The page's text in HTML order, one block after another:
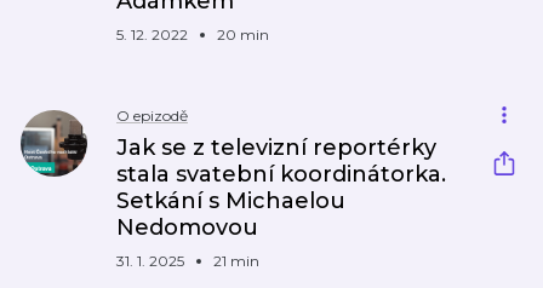
5. 12. 2022 20 min
O epizodě
Jak se z televizní reportérky
stala svatební koordinátorka.
Setkání s Michaelou
Nedomovou
31. 1. 2025 21 min